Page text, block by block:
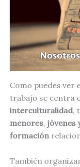
Como puedes ver
trabajo se centra
interculturalidad,
menores, jóvenes
formación
También